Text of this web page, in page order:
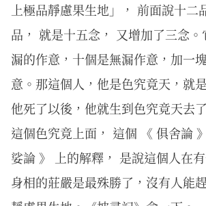
上極品靜慮果生地」， 前面說十二
品， 就是十五念， 又增加了三念
漏的作意，十個是無漏作意，加一
意。那這個人，他是色究竟天，就
他死了以後，他就生到色究竟天去
這個色究竟上面， 這個 《 俱舍論
娑論 》 上的解釋， 是說這個人在
身相的莊嚴是最殊勝了，沒有人能